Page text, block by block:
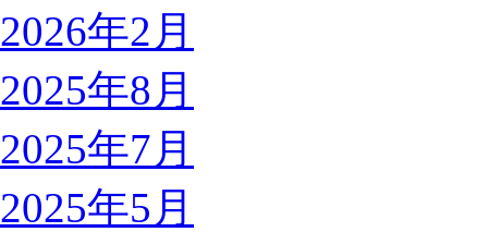
2026年2月
2025年8月
2025年7月
2025年5月